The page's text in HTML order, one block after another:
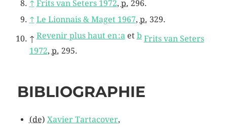
↑ Frits van Seters 1972, p. 296.
↑ Le Lionnais & Maget 1967, p. 329.
↑Revenir plus haut en :aet b Frits van Seters
1972, p. 295.
BIBLIOGRAPHIE
(de) Xavier Tartacover,